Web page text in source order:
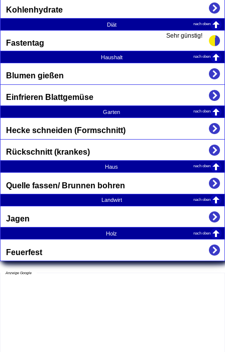
Kohlenhydrate
Diät nach oben
Sehr günstig!
Fastentag
Haushalt nach oben
Blumen gießen
Einfrieren Blattgemüse
Garten nach oben
Hecke schneiden (Formschnitt)
Rückschnitt (krankes)
Haus nach oben
Quelle fassen/ Brunnen bohren
Landwirt nach oben
Jagen
Holz nach oben
Feuerfest
Anzeige Google